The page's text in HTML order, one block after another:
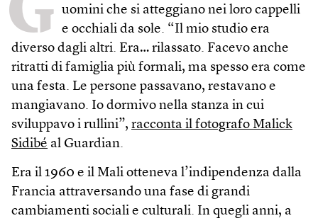
uomini che si atteggiano nei loro cappelli
e occhiali da sole. “Il mio studio era
diverso dagli altri. Era… rilassato. Facevo anche
ritratti di famiglia più formali, ma spesso era come
una festa. Le persone passavano, restavano e
mangiavano. Io dormivo nella stanza in cui
sviluppavo i rullini”, racconta il fotografo Malick
Sidibé al Guardian.
Era il 1960 e il Mali otteneva l’indipendenza dalla
Francia attraversando una fase di grandi
cambiamenti sociali e culturali. In quegli anni, a